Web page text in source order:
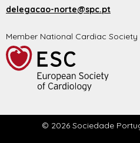
delegacao-norte@spc.pt
Member National Cardiac Society
© 2026 Sociedade